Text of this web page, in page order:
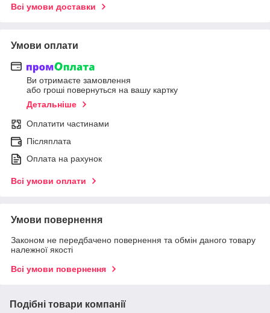
Всі умови доставки
Умови оплати
Ви отримаєте замовлення
або гроші повернуться на вашу картку
Детальніше
Оплатити частинами
Післяплата
Оплата на рахунок
Всі умови оплати
Умови повернення
Законом не передбачено повернення та обмін даного товару
належної якості
Всі умови повернення
Подібні товари компанії